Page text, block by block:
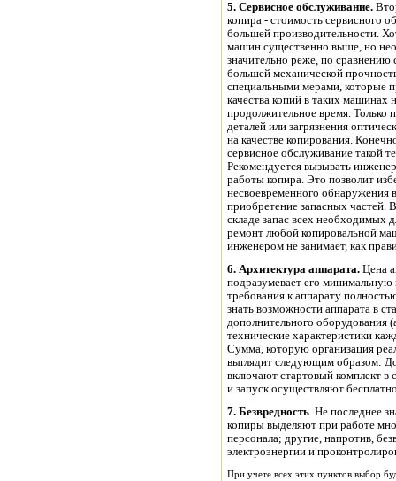
5. Сервисное обслуживание.
копира - стоимость сервисного
большей производительности.
машин существенно выше, но
значительно реже, по
большей механической
специальными мерами, которые
качества копий в таких
продолжительное время. Только
деталей или загрязнения
на качестве копирования.
сервисное обслуживание такой
Рекомендуется вызывать
работы копира. Это позволит
несвоевременного обнаружения
приобретение запасных частей.
складе запас всех необходимых
ремонт любой копировальной
инженером не занимает, как
6. Архитектура аппарата. Цена
подразумевает его
требования к аппарату
знать возможности аппарата в
дополнительного оборудования
технические характеристики
Сумма, которую организация
выглядит следующим образом:
включают стартовый комплект в
и запуск осуществляют
7. Безвредность. Не последнее
копиры выделяют при работе
персонала; другие, напротив,
электроэнергии и
При учете всех этих пунктов выбор